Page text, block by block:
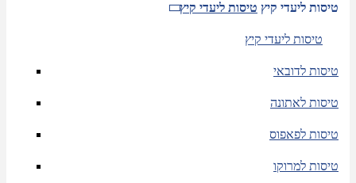
טיסות ליעדי קיץ טיסות ליעדי קיץ
טיסות ליעדי קיץ
טיסות לדובאי
טיסות לאתונה
טיסות לפאפוס
טיסות למרוקו